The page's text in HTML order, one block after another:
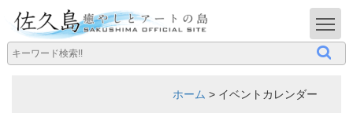
ホーム > イベントカレンダー